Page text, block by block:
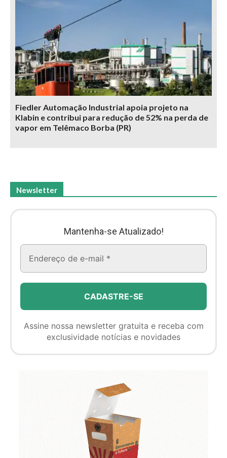
Fiedler Automação Industrial apoia projeto na
Klabin e contribui para redução de 52% na perda de
vapor em Telêmaco Borba (PR)
Newsletter
Mantenha-se Atualizado!
Assine nossa newsletter gratuita e receba com
exclusividade notícias e novidades